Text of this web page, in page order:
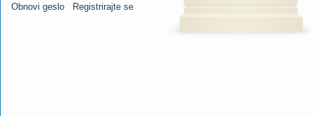
Obnovi geslo Registrirajte se